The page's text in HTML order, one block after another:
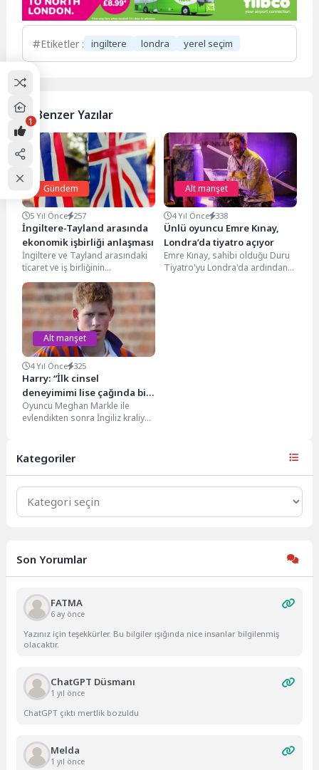
Etiketler : ingiltere londra yerel seçim
Benzer Yazılar
Gündem
5 Yıl Önce 257
İngiltere-Tayland arasında
ekonomik işbirliği anlaşması
İngiltere ve Tayland arasındaki
ticaret ve iş birliğinin
güçlendirilmesi için mutabakat
zaptı imzalandı. Tayland, "Asya...
Alt manşet
4 Yıl Önce 338
Ünlü oyuncu Emre Kınay,
Londra’da tiyatro açıyor
Emre Kınay, sahibi olduğu Duru
Tiyatro'yu Londra'da ardından
Alt manşet
4 Yıl Önce 325
Harry: “İlk cinsel
deneyimimi lise çağında bir
barın arkasında yaşadım”
Oyuncu Meghan Markle ile
evlendikten sonra İngiliz kraliyet
Kategoriler
Kategoriler
Son Yorumlar
FATMA
6 ay önce
Yazınız için teşekkürler. Bu bilgiler ışığında nice insanlar bilgilenmiş
olacaktır.
ChatGPT Düsmanı
1 yıl önce
ChatGPT çıktı mertlik bozuldu
Melda
1 yıl önce
1